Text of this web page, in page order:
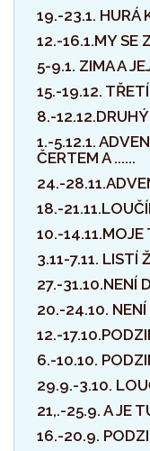
19.-23.1. HURÁ
12.-16.1.MY SE
5-9.1. ZIMA A
15.-19.12.
8.-
1.-5.12.1.
ČERTEM A ......
24.-
18.-
10.-14.11.MOJE
3.11-7.11. LISTÍ
27.-31.10.NENÍ
20.-24.10. NENÍ
12.-
6.-10.10.
29.9.-3.10.
21,.-25.9. A JE
16.-20.9.